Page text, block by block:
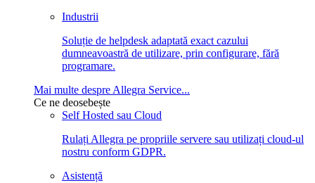
Industrii
Soluție de helpdesk adaptată exact cazului
dumneavoastră de utilizare, prin configurare, fără
programare.
Mai multe despre Allegra Service...
Ce ne deosebește
Self Hosted sau Cloud
Rulați Allegra pe propriile servere sau utilizați cloud-ul
nostru conform GDPR.
Asistență